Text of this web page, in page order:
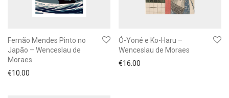
Fernão Mendes Pinto no
Japão – Wenceslau de
Moraes
€10.00
Ó-Yoné e Ko-Haru –
Wenceslau de Moraes
€16.00